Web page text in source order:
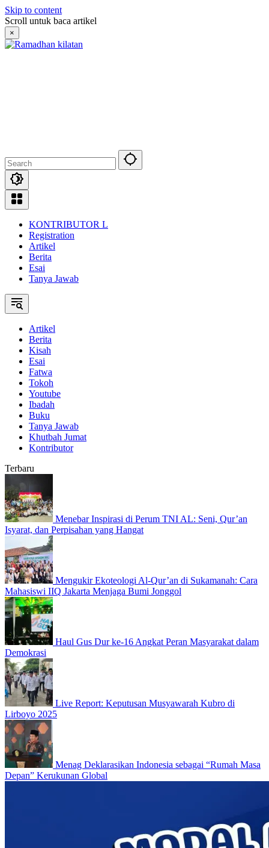
Skip to content
Scroll untuk baca artikel
×
KONTRIBUTOR L
Registration
Artikel
Berita
Esai
Tanya Jawab
Artikel
Berita
Kisah
Esai
Fatwa
Tokoh
Youtube
Ibadah
Buku
Tanya Jawab
Khutbah Jumat
Kontributor
Terbaru
Menebar Inspirasi di Perum TNI AL: Seni, Qur’an
Isyarat, dan Perpisahan yang Hangat
Mengukir Ekoteologi Al-Qur’an di Sukamanah: Cara
Mahasiswi IIQ Jakarta Menjaga Bumi Jonggol
Haul Gus Dur ke-16 Angkat Peran Masyarakat dalam
Demokrasi
Live Report: Keputusan Musyawarah Kubro di
Lirboyo 2025
Menag Deklarasikan Indonesia sebagai “Rumah Masa
Depan” Kerukunan Global